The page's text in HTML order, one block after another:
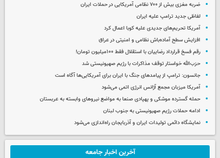
ضربه مغزی بیش از ۷۰۰ نظامی آمریکایی در حملات ایران
لفاظی جدید ترامپ علیه ایران
آمریکا تحریم‌های جدیدی علیه کوبا اعمال کرد
افزایش سطح آماده‌باش نظامی و امنیتی در عراق
رقم فسخ قرارداد رضاییان با استقلال فقط ۱۰۰میلیون تومان!
حزب‌الله خواستار توقف مذاکرات با رژیم صهیونیستی شد
جانسون: ترامپ از پیامدهای جنگ با ایران برای آمریکایی‌ها آگاه است
آمریکا میزبان مجمع آژانس انرژی اتمی می‌شود
حمله گسترده موشکی و پهپادی صنعا به مواضع نیروهای وابسته به عربستان
ادامه حملات رژیم صهیونیستی به جنوب لبنان
نمایشگاه دائمی تولیدات ایران و آذربایجان راه‌اندازی می‌شود
آخرین اخبار جامعه